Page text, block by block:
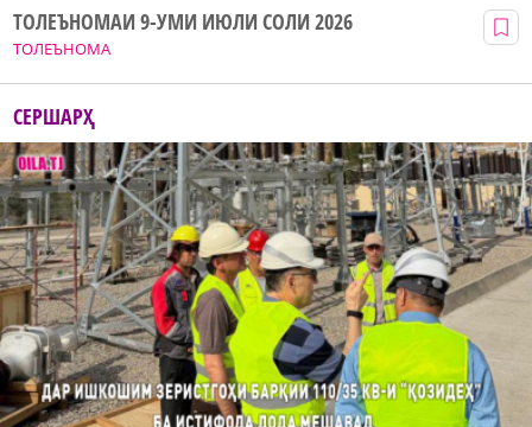
ТОЛЕЪНОМА
ТОЛЕЪНОМАИ 9-УМИ ИЮЛИ СОЛИ 2026
СЕРШАРҲ